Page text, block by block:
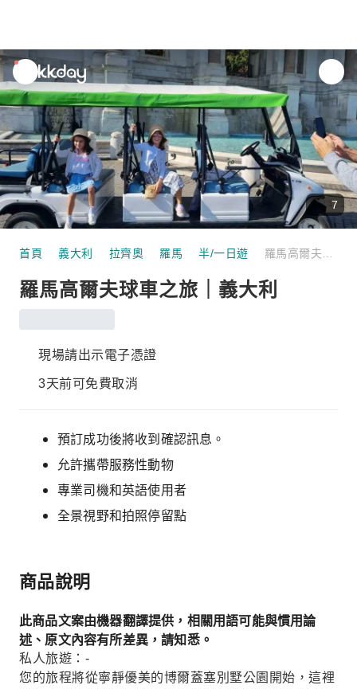
unread
notifications
7
首頁 義大利 拉齊奧 羅馬 半/一日遊
羅馬高爾夫球車之旅｜義大利
現場請出示電子憑證
3天前可免費取消
預訂成功後將收到確認訊息。
允許攜帶服務性動物
專業司機和英語使用者
全景視野和拍照停留點
商品說明
此商品文案由機器翻譯提供，相關用語可能與慣用論
述、原文內容有所差異，請知悉。
私人旅遊：-
您的旅程將從寧靜優美的博爾蓋塞別墅公園開始，這裡